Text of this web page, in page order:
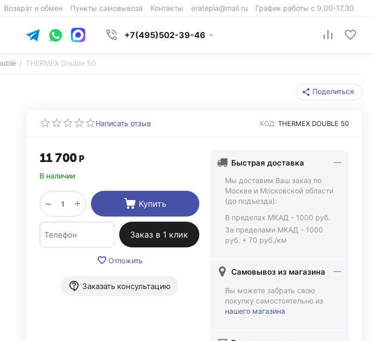
Возврат и обмен Пункты самовывоза Контакты eratepla@mail.ru График работы с 9.00-17.30
+7(495)502-39-46
/ THERMEX Double 50
Поделиться
Написать отзыв КОД: THERMEX DOUBLE 50
11 700 Р
В наличии
+
− Купить
Заказ в 1 клик
Отложить
Заказать консультацию
Быстрая доставка
Мы доставим Ваш заказ по
Москве и Московской области
(до подъезда):
В пределах МКАД - 1000 руб.
За пределами МКАД - 1000
руб. + 70 руб./км
Самовывоз из магазина
Вы можете забрать свою
покупку самостоятельно из
нашего магазина